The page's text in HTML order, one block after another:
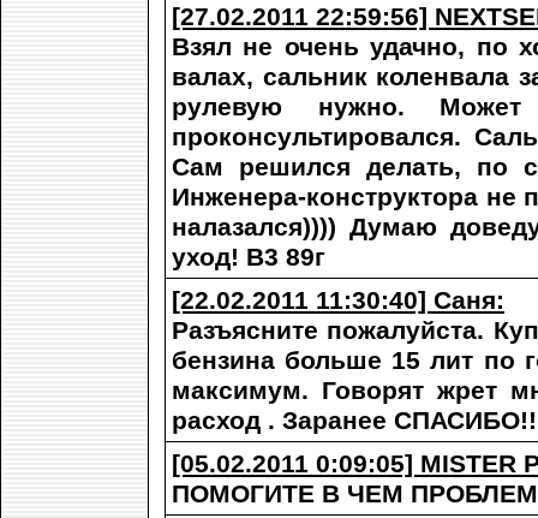
[27.02.2011 22:59:56]
Взял не очень удачно, по
валах, сальник коленвала
рулевую нужно.
проконсультировался.
Сам решился делать, по
Инженера-конструктора
налазался)))) Думаю
уход! B3 89г
[22.02.2011 11:30:40] Саня:
Разъясните пожалуйста.
бензина больше 15 лит по
максимум. Говорят жрет
расход . Заранее
[05.02.2011 0:09:05] MISTER
ПОМОГИТЕ В ЧЕМ